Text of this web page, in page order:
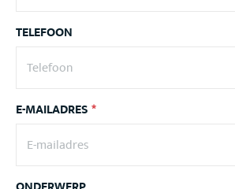
TELEFOON
E-MAILADRES*